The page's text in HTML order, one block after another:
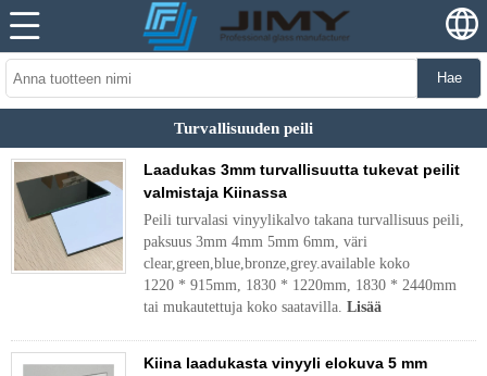
Hae
Turvallisuuden peili
Laadukas 3mm turvallisuutta tukevat peilit
valmistaja Kiinassa
Peili turvalasi vinyylikalvo takana turvallisuus peili,
paksuus 3mm 4mm 5mm 6mm, väri
clear,green,blue,bronze,grey.available koko
1220 * 915mm, 1830 * 1220mm, 1830 * 2440mm
tai mukautettuja koko saatavilla. Lisää
Kiina laadukasta vinyyli elokuva 5 mm